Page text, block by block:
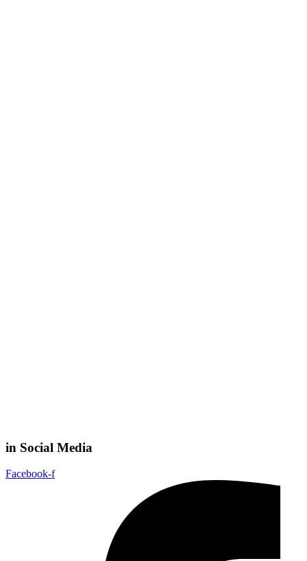
in Social Media
Facebook-f